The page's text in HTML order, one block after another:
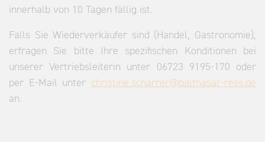
innerhalb von 10 Tagen fällig ist.
Falls Sie Wiederverkäufer sind (Handel, Gastronomie),
erfragen Sie bitte Ihre spezifischen Konditionen bei
unserer Vertriebsleiterin unter 06723 9195-170 oder
per E-Mail unter christine.scharrer@balthasar-ress.de
an.